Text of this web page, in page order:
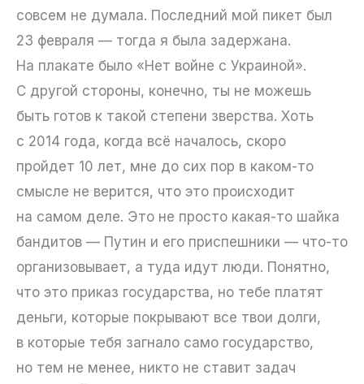
совсем не думала. Последний мой пикет был
23 февраля — тогда я была задержана.
На плакате было «Нет войне с Украиной».
С другой стороны, конечно, ты не можешь
быть готов к такой степени зверства. Хоть
с 2014 года, когда всё началось, скоро
пройдет 10 лет, мне до сих пор в каком-то
смысле не верится, что это происходит
на самом деле. Это не просто какая-то шайка
бандитов — Путин и его приспешники — что-то
организовывает, а туда идут люди. Понятно,
что это приказ государства, но тебе платят
деньги, которые покрывают все твои долги,
в которые тебя загнало само государство,
но тем не менее, никто не ставит задач